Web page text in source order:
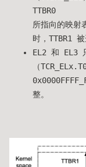
TTBR0
所指向的映射
时，TTBR1 被
EL2 和 EL3
（
整。